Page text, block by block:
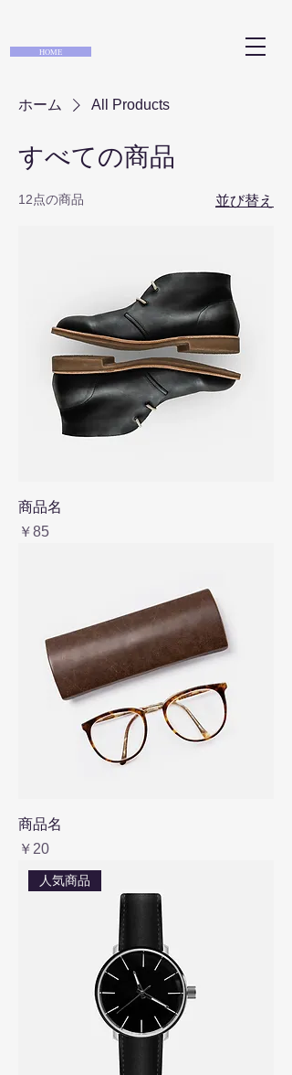
HOME
ホーム All Products
すべての商品
12点の商品 並び替え
商品名
価格
￥85
商品名
価格
￥20
人気商品